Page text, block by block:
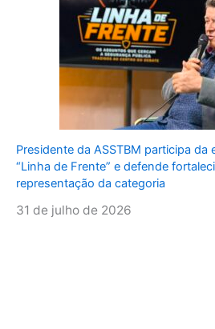
Presidente da ASSTBM participa da
“Linha de Frente” e defende
representação da categoria
31 de julho de 2026